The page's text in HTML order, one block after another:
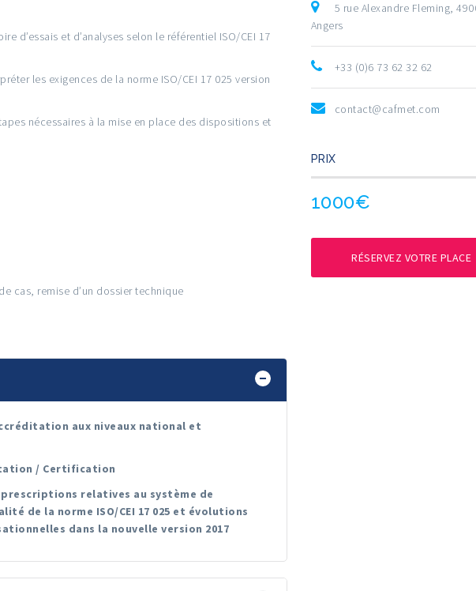
d’essais et d’analyses selon le référentiel ISO/CEI 17
les exigences de la norme ISO/CEI 17 025 version
nécessaires à la mise en place des dispositions et
cas, remise d’un dossier technique
aux niveaux national et
/ Certification
relatives au système de
de la norme ISO/CEI 17 025 et évolutions
dans la nouvelle version 2017
5 rue Alexandre Fleming,
Angers
+33 (0)6 73 62 32 62
contact@cafmet.com
PRIX
1000€
RÉSERVEZ VOTRE PLACE